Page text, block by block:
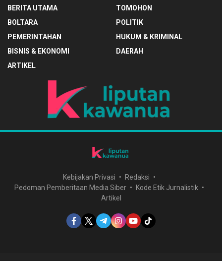
BERITA UTAMA
TOMOHON
BOLTARA
POLITIK
PEMERINTAHAN
HUKUM & KRIMINAL
BISNIS & EKONOMI
DAERAH
ARTIKEL
Kebijakan Privasi
Redaksi
Pedoman Pemberitaan Media Siber
Kode Etik Jurnalistik
Artikel